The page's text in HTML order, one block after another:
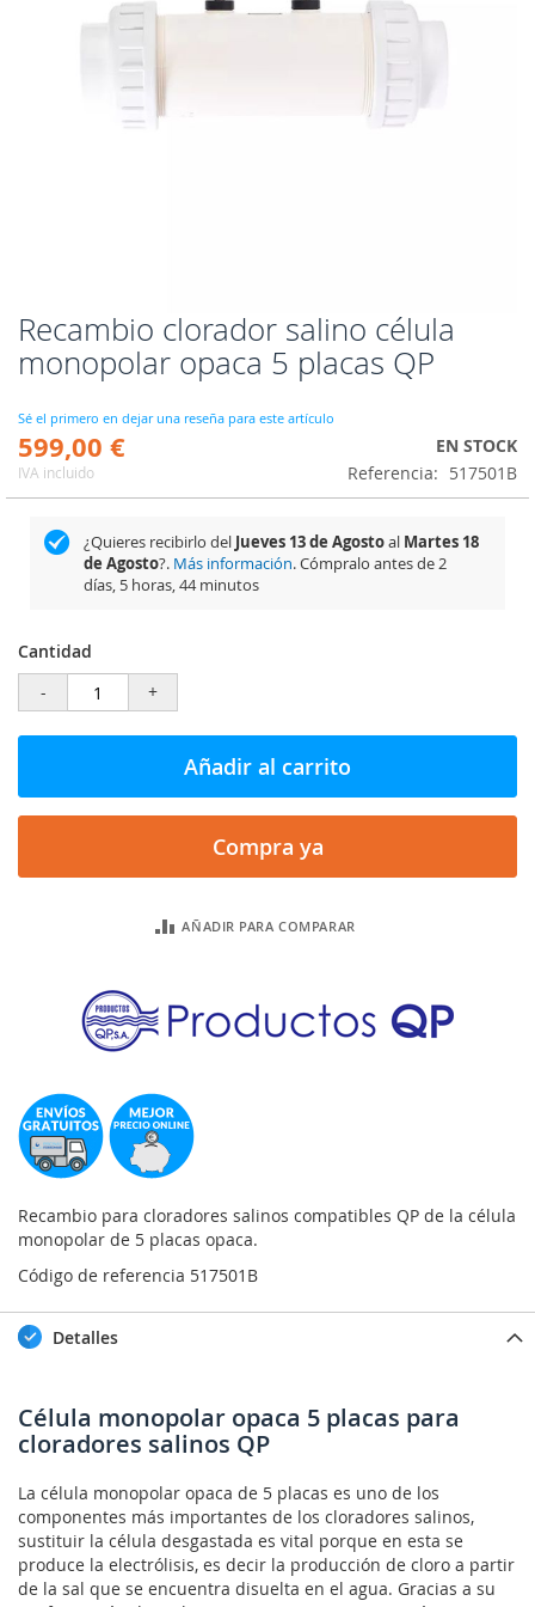
Recambio clorador salino célula
monopolar opaca 5 placas QP
Sé el primero en dejar una reseña para este artículo
599,00 €
IVA incluido
EN STOCK
Referencia
517501B
¿Quieres recibirlo del Jueves 13 de Agostoal Martes 18
de Agosto?. Más información. Cómpralo antes de2
días, 5 horas, 44 minutos
Cantidad
-
+
Añadir al carrito
Compra ya
AÑADIR PARA COMPARAR
Recambio para cloradores salinos compatibles QP de la célula
monopolar de 5 placas opaca.
Código de referencia 517501B
Saltar
al
comienzo
la
galería
de
Detalles
Célula monopolar opaca 5 placas para
cloradores salinos QP
La célula monopolar opaca de 5 placas es uno de los
componentes más importantes de los cloradores salinos,
sustituir la célula desgastada es vital porque en esta se
produce la electrólisis, es decir la producción de cloro a partir
de la sal que se encuentra disuelta en el agua. Gracias a su